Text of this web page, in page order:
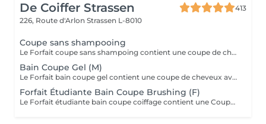
De Coiffer Strassen
413
226, Route d'Arlon Strassen L-8010
Coupe sans shampooing
Le Forfait coupe sans shampoing contient une coupe de cheveux sans shampoing pour les étudiants. En cas de questions veuillez appeler au +352 26 35 02 89.
Bain Coupe Gel (M)
Le Forfait bain coupe gel contient une coupe de cheveux avec shampoing et l'application d'un produit de finition (Gel, Cire, Laque, etc.) pour les étudiants. En cas de questions veuillez appeler au +352 26 35 02 89.
Forfait Étudiante Bain Coupe Brushing (F)
Le Forfait étudiante bain coupe coiffage contient une Coupe et un Brushing pour les étudiantes. Dépendant de la longueur des cheveux, le prix peut varier. En cas de questions veuillez appeler au +352 26 35 02 89.